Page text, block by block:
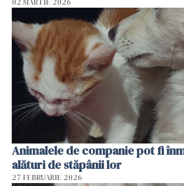
02 MARTIE 2026
Animalele de companie pot fi
alături de stăpânii lor
27 FEBRUARIE 2026